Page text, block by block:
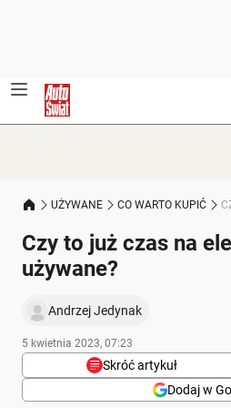
UŻYWANE CO WARTO KUPIĆ
Czy to już czas na
używane?
Andrzej Jedynak
5 kwietnia 2023, 07:23
Skróć artykuł
Dodaj w